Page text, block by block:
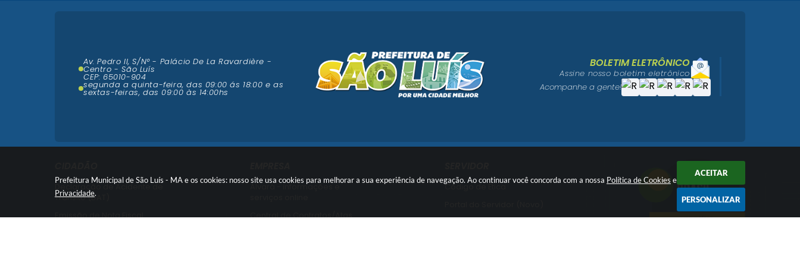
Prefeitura Municipal de São Luís - MA e os cookies: nosso site usa cookies para melhorar a sua experiência de navegação. Ao continuar você concorda com a nossa Política de Cookies e
Privacidade.
ACEITAR
PERSONALIZAR
Declaração de Acidente de
Trânsito (DAT)
Emissão de Nota Fiscal
Alvará - informações e
Central de Contratos/Atas
Código de Ética
Av. Pedro II, S/N° - Palácio De La Ravardière -
Centro - São Luís
CEP: 65010-904
segunda a quinta-feira, das 09:00 ás 18:00 e as
sextas-feiras, das 09:00 às 14:00hs
BOLETIM ELETRÔNICO
Assine nosso boletim eletrônico
Acompanhe a gente!